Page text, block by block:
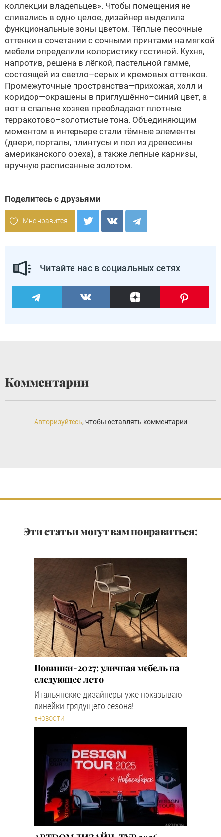
коллекции владельцев». Чтобы помещения не
сливались в одно целое, дизайнер выделила
функциональные зоны цветом. Тёплые песочные
оттенки в сочетании с сочными принтами на мягкой
мебели определили колористику гостиной. Кухня,
на­п­ротив, решена в лёгкой, пастельной гамме,
состоящей из светло–серых и кремовых оттенков.
Промежуточные пространства—прихожая, холл и
коридор—окрашены в приглушённо–синий цвет, а
вот в спальне хозяев преобладают плотные
терракотово–золотистые тона. Объединяющим
моментом в интерьере стали тёмные элементы
(двери, порталы, плинтусы и пол из древесины
американского ореха), а также лепные карнизы,
вручную расписанные золотом.
Поделитесь с друзьями
Мне нравится
Читайте нас в социальных сетях
Комментарии
Авторизуйтесь, чтобы оставлять комментарии
Эти статьи могут вам понравиться:
Новинки-2027: уличная мебель на
следующее лето
Итальянские дизайнеры уже показывают
линейки грядущего сезона!
#НОВОСТИ